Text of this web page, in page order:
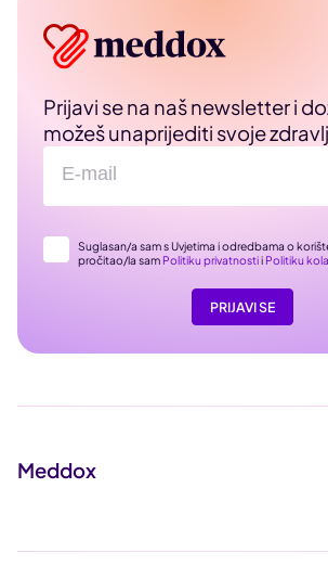
Prijavi se na naš newsletter i
možeš unaprijediti svoje
Suglasan/a sam s Uvjetima i odredbama o
pročitao/la sam Politiku privatnostii Politiku
PRIJAVI SE
Meddox